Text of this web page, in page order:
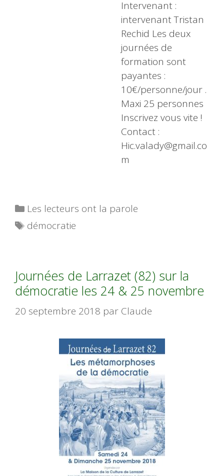
Intervenant :
intervenant Tristan
Rechid Les deux
journées de
formation sont
payantes :
10€/personne/jour .
Maxi 25 personnes
Inscrivez vous vite !
Contact :
Hic.valady@gmail.co
m
Catégories
Les lecteurs ont la parole
Étiquettes
démocratie
Journées de Larrazet (82) sur la
démocratie les 24 & 25 novembre
20 septembre 2018 par Claude